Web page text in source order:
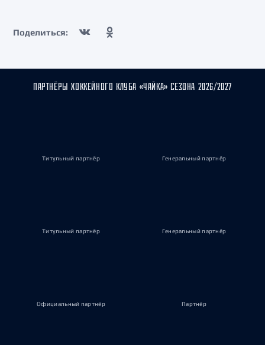
Поделиться:
ПАРТНЁРЫ ХОККЕЙНОГО КЛУБА «ЧАЙКА» СЕЗОНА 2026/2027
Титульный партнёр Генеральный партнёр
Титульный партнёр Генеральный партнёр
Официальный партнёр Партнёр